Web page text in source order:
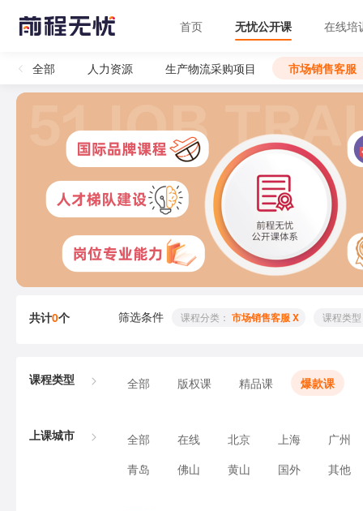
首页 无忧公开课 在线培
全部 人力资源 生产物流采购项目 市场销售客服
共计0个 筛选条件 课程分类： 市场销售客服 X 课程类
课程类型 全部 版权课 精品课 爆款课
上课城市 全部 在线 北京 上海
广州
青岛
佛山 黄山 国外 其他